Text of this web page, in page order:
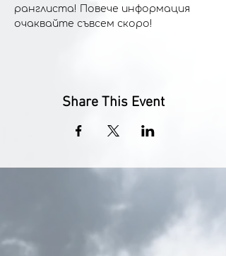
ранглиста! Повече информация
очаквайте съвсем скоро!
Share This Event